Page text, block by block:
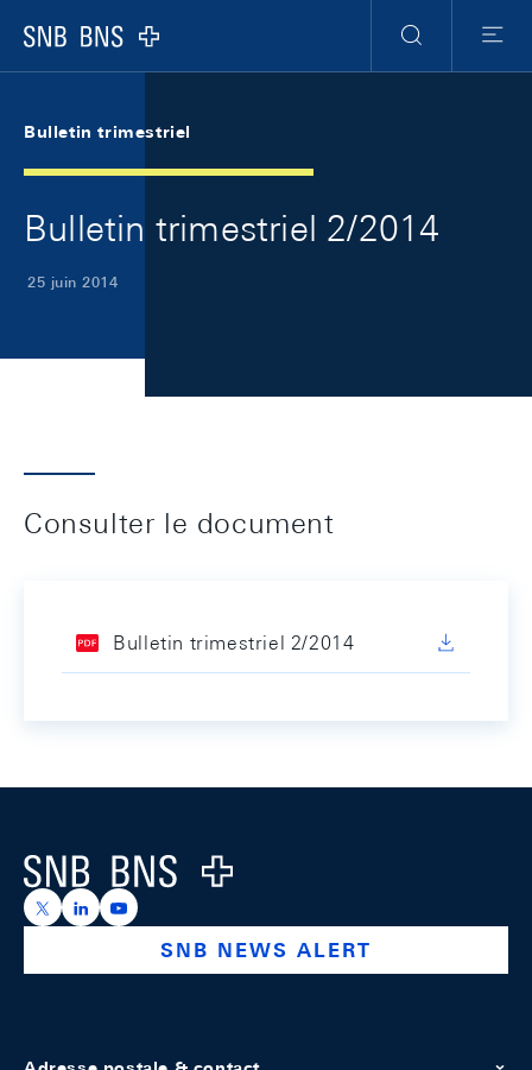
Logo
RechercheMenu
Bulletin trimestriel
Bulletin trimestriel 2/2014
25 juin 2014
Consulter le document
Bulletin trimestriel 2/2014
Logo
https://x.com/snb_bns
https://ch.linkedin.com/company/swiss-national-
https://www.youtube.com/@swissnationalbank
SNB NEWS ALERT